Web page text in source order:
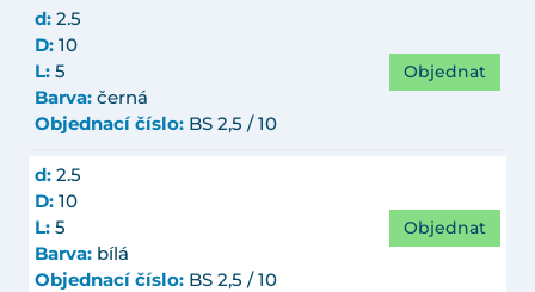
d: 2.5
D: 10
L: 5
Barva: černá
Objednací číslo: BS 2,5 / 10
Objednat
d: 2.5
D: 10
L: 5
Barva: bílá
Objednací číslo: BS 2,5 / 10
Objednat